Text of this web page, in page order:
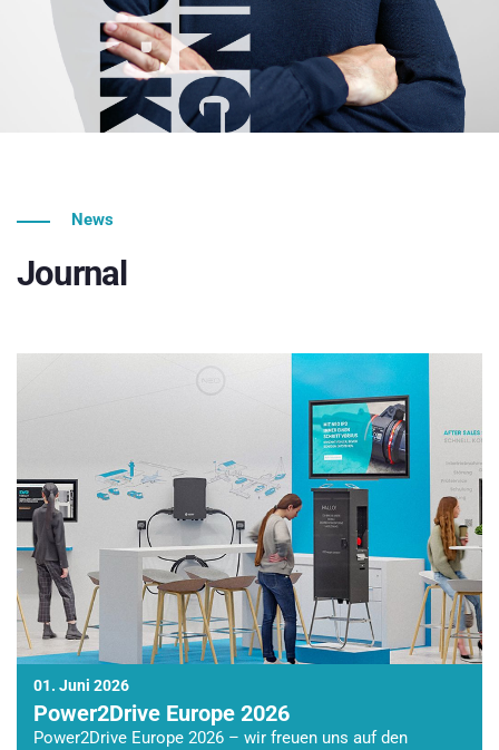
News
Journal
01. Juni 2026
Power2Drive Europe 2026
Power2Drive Europe 2026 – wir freuen uns auf den